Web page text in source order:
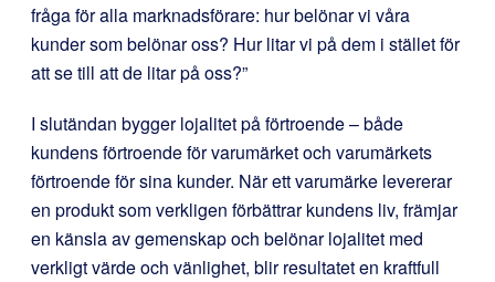
fråga för alla marknadsförare: hur belönar vi våra
kunder som belönar oss? Hur litar vi på dem i stället för
att se till att de litar på oss?”
I slutändan bygger lojalitet på förtroende – både
kundens förtroende för varumärket och varumärkets
förtroende för sina kunder. När ett varumärke levererar
en produkt som verkligen förbättrar kundens liv, främjar
en känsla av gemenskap och belönar lojalitet med
verkligt värde och vänlighet, blir resultatet en kraftfull